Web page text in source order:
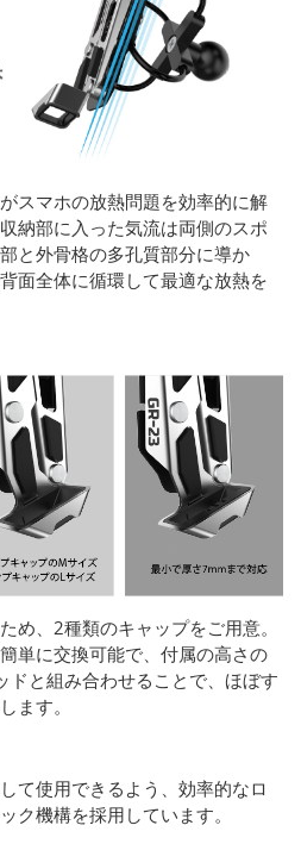
スマホの放熱問題を効率的に解
納部に入った気流は両側のスポ
と外骨格の多孔質部分に導か
面全体に循環して最適な放熱を
め、2種類のキャップをご用意。
単に交換可能で、付属の高さの
ドと組み合わせることで、ほぼす
ます。
て使用できるよう、効率的なロ
ク機構を採用しています。